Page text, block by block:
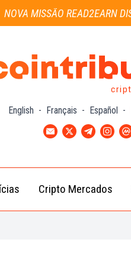
NOVA MISSÃO READ2EARN
English - Français - Español -
Notícias
Cripto
Cripto Mercados